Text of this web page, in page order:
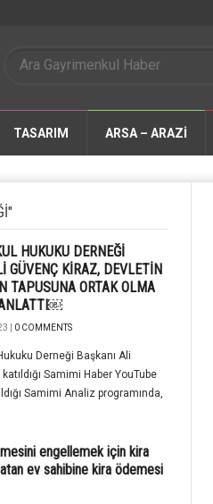
TASARIM ARSA – ARAZİ
HUKUKU DERNEĞİ
GÜVENÇ KİRAZ, DEVLETİN
TAPUSUNA ORTAK OLMA
| 0 COMMENTS
Derneği Başkanı Ali
Samimi Haber YouTube
Samimi Analiz programında,
engellemek için kira
ev sahibine kira ödemesi